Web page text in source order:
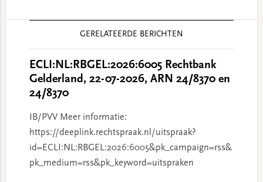
GERELATEERDE BERICHTEN
ECLI:NL:RBGEL:2026:6005 Rechtbank
Gelderland, 22-07-2026, ARN 24/8370 en
24/8370
IB/PVV Meer informatie:
https://deeplink.rechtspraak.nl/uitspraak?
id=ECLI:NL:RBGEL:2026:6005&pk_campaign=rss&
pk_medium=rss&pk_keyword=uitspraken